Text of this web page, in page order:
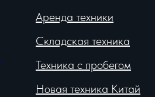
Аренда техники
Складская техника
Техника с пробегом
Новая техника Китай